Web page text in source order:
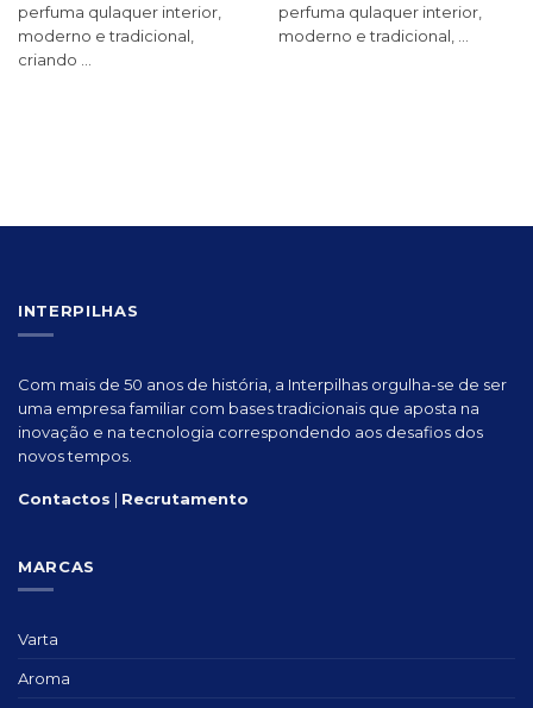
perfuma qulaquer interior,
moderno e tradicional,
criando ...
perfuma qulaquer interior,
moderno e tradicional, ...
INTERPILHAS
Com mais de 50 anos de história, a Interpilhas orgulha-se de ser
uma empresa familiar com bases tradicionais que aposta na
inovação e na tecnologia correspondendo aos desafios dos
novos tempos.
Contactos | Recrutamento
MARCAS
Varta
Aroma